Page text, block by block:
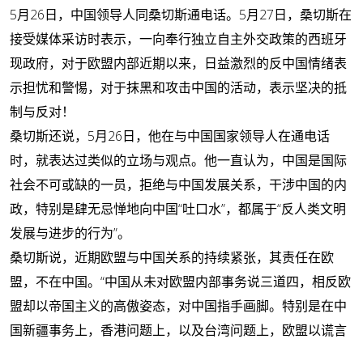
5月26日，中国领导人同桑切斯通电话。5月27日，桑切斯在
接受媒体采访时表示，一向奉行独立自主外交政策的西班牙
现政府，对于欧盟内部近期以来，日益激烈的反中国情绪表
示担忧和警惕，对于抹黑和攻击中国的活动，表示坚决的抵
制与反对！
桑切斯还说，5月26日，他在与中国国家领导人在通电话
时，就表达过类似的立场与观点。他一直认为，中国是国际
社会不可或缺的一员，拒绝与中国发展关系，干涉中国的内
政，特别是肆无忌惮地向中国“吐口水”，都属于“反人类文明
发展与进步的行为”。
桑切斯说，近期欧盟与中国关系的持续紧张，其责任在欧
盟，不在中国。“中国从未对欧盟内部事务说三道四，相反欧
盟却以帝国主义的高傲姿态，对中国指手画脚。特别是在中
国新疆事务上，香港问题上，以及台湾问题上，欧盟以谎言